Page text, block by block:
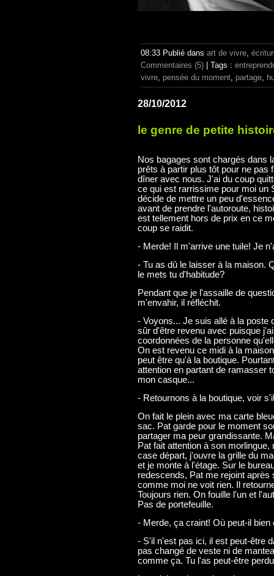
08:33 Publié dans art de vivre,
Commentaires (5) | Tags :
vivre, pensée du moment, partage,
28/10/2012
le genre de petite
Nos bagages sont chargés dans
prêts à partir plus tôt pour ne pas
dîner avec nous. J'ai du coup
ce qui est rarrissime pour moi un
décide de mettre un peu
avant de prendre l'autoroute,
est tellement hors de prix en ce
coup se raidit.
- Merde! Il m'arrive une tuile! Je
- Tu as dû le laisser à la maison.
le mets tu d'habitude?
Pendant que je l'assaille de
m'envahir, il réfléchit.
- Voyons... Je suis allé à la poste
sûr d'être revenu avec puisque
coordonnées de la personne
On est revenu ce midi à la
peut être qu'à la boutique.
attention en partant de ramasser
mon casque...
- Retournons à la boutique, voir
On fait le plein avec ma carte
sac. Pat garde pour le moment
partager ma peur grandissante.
Pat fait attention à son
case départ, j'ouvre la grille du
et je monte à l'étage. Sur le
redescends, Pat me rejoint après
comme moi ne voit rien. Il
Toujours rien. On fouille l'un et
Pas de portefeuille.
- Merde, ça craint! Où peut-il bien
- S'il n'est pas ici, il est peut-être
pas changé de veste ni de
comme ça. Tu l'as peut-être